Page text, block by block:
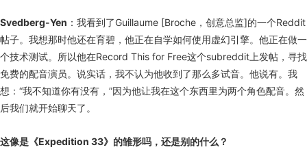
Svedberg-Yen ：我看到了Guillaume [Broche，创意总监]的一个Reddit
帖子。我想那时他还在育碧，他正在自学如何使用虚幻引擎。他正在做一
个技术测试。所以他在Record This for Free这个subreddit上发帖，寻找
免费的配音演员。说实话，我不认为他收到了那么多试音。他说有。我
想：“我不知道你有没有，”因为他让我在这个东西里为两个角色配音。然
后我们就开始聊天了。
这像是《Expedition 33》的雏形吗，还是别的什么？